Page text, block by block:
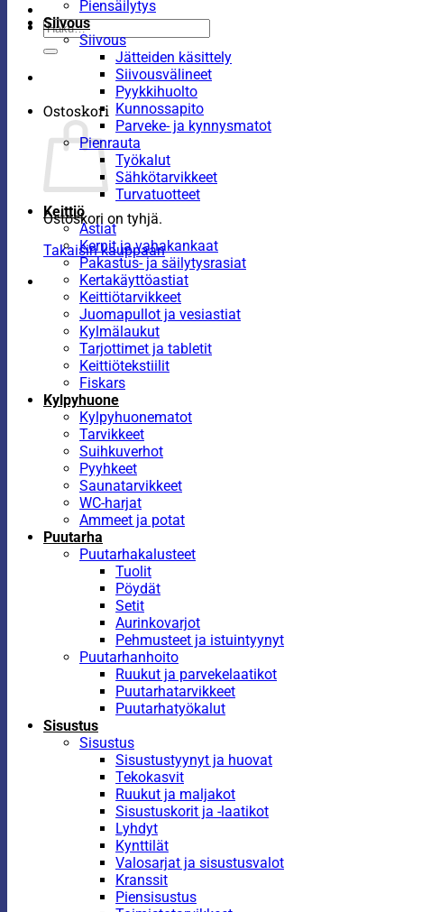
Etsi:
Ostoskori
Ostoskori on tyhjä.
Takaisin kauppaan
Piensäilytys
Siivous
Siivous
Jätteiden käsittely
Siivousvälineet
Pyykkihuolto
Kunnossapito
Parveke- ja kynnysmatot
Pienrauta
Työkalut
Sähkötarvikkeet
Turvatuotteet
Keittiö
Astiat
Kernit ja vahakankaat
Pakastus- ja säilytysrasiat
Kertakäyttöastiat
Keittiötarvikkeet
Juomapullot ja vesiastiat
Kylmälaukut
Tarjottimet ja tabletit
Keittiötekstiilit
Fiskars
Kylpyhuone
Kylpyhuonematot
Tarvikkeet
Suihkuverhot
Pyyhkeet
Saunatarvikkeet
WC-harjat
Ammeet ja potat
Puutarha
Puutarhakalusteet
Tuolit
Pöydät
Setit
Aurinkovarjot
Pehmusteet ja istuintyynyt
Puutarhanhoito
Ruukut ja parvekelaatikot
Puutarhatarvikkeet
Puutarhatyökalut
Sisustus
Sisustus
Sisustustyynyt ja huovat
Tekokasvit
Ruukut ja maljakot
Sisustuskorit ja -laatikot
Lyhdyt
Kynttilät
Valosarjat ja sisustusvalot
Kranssit
Piensisustus